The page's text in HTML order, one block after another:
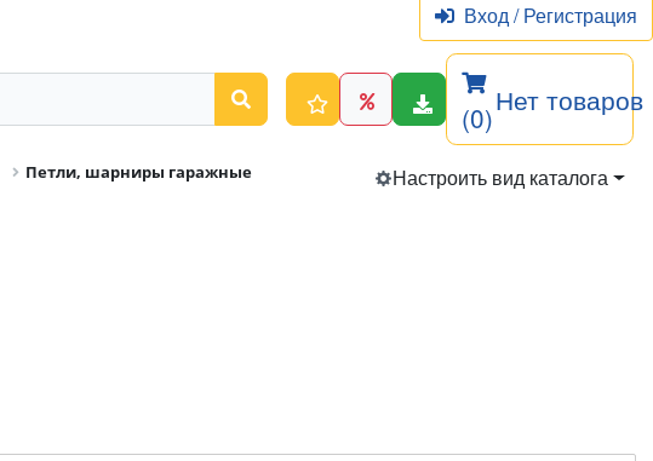
Вход/Регистрация
(0)Нет товаров
Петли, шарниры гаражные Настроить вид каталога